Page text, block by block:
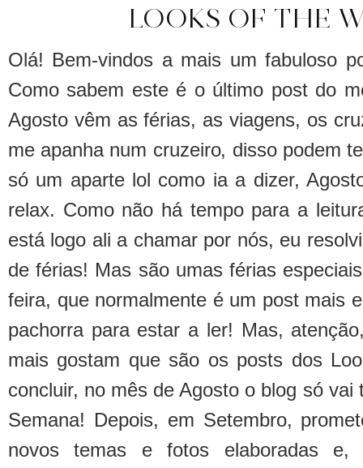
LOOKS OF THE
Olá! Bem-vindos a mais um fabuloso
Como sabem este é o último post do
Agosto vêm as férias, as viagens, os
me apanha num cruzeiro, disso podem
só um aparte lol como ia a dizer,
relax. Como não há tempo para a
está logo ali a chamar por nós, eu
de férias! Mas são umas férias
feira, que normalmente é um post mais
pachorra para estar a ler! Mas,
mais gostam que são os posts dos
concluir, no mês de Agosto o blog só
Semana! Depois, em Setembro,
novos temas e fotos elaboradas